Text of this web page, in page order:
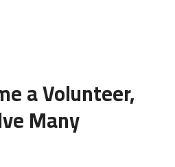
a Volunteer,
Many